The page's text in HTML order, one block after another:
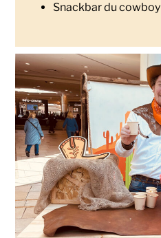
Snackbar du cowboy